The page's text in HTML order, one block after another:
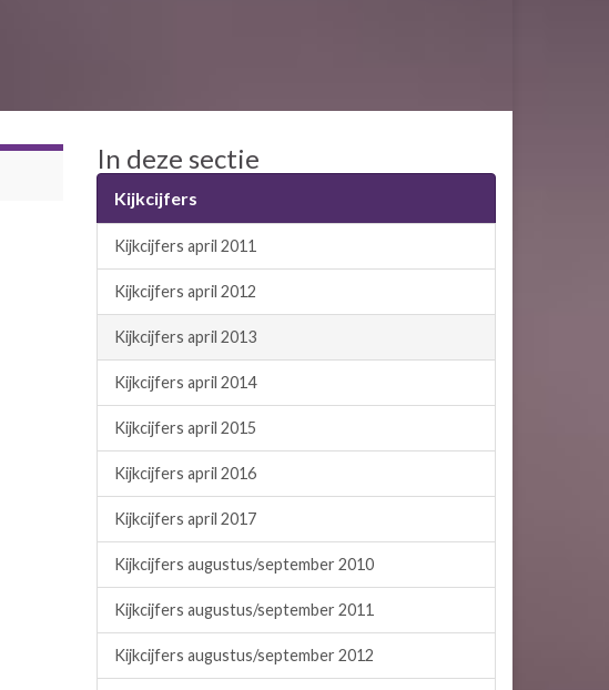
In deze sectie
Kijkcijfers
Kijkcijfers april 2011
Kijkcijfers april 2012
Kijkcijfers april 2013
Kijkcijfers april 2014
Kijkcijfers april 2015
Kijkcijfers april 2016
Kijkcijfers april 2017
Kijkcijfers augustus/september 2010
Kijkcijfers augustus/september 2011
Kijkcijfers augustus/september 2012